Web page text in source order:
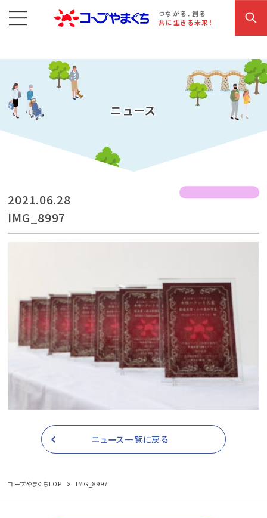
つながる、創る
共に生きる未来！
コープやまぐち お買い物・サービス こだわり商品 参加・イベント情報
ニュース
2021.06.28
IMG_8997
ニュース一覧に戻る
コープやまぐちTOP IMG_8997